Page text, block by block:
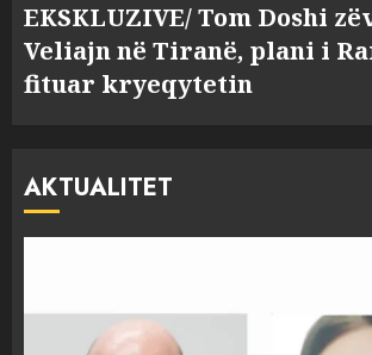
EKSKLUZIVE/ Tom Doshi
Veliajn në Tiranë, plani i
fituar kryeqytetin
AKTUALITET